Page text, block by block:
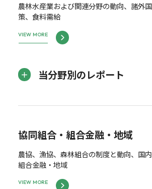
農林水産業および関連分野の動向、諸外
策、食料需給
VIEW MORE
当分野別のレポート
協同組合・組合金融・地域
農協、漁協、森林組合の制度と動向、国
組合金融・地域
VIEW MORE